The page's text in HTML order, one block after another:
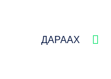
ДАРААХ